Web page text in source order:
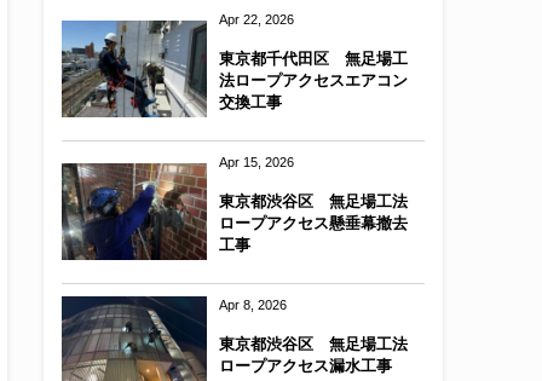
Apr 22, 2026
東京都千代田区 無足場工
法ロープアクセスエアコン
交換工事
Apr 15, 2026
東京都渋谷区 無足場工法
ロープアクセス懸垂幕撤去
工事
Apr 8, 2026
東京都渋谷区 無足場工法
ロープアクセス漏水工事